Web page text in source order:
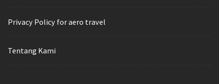
Privacy Policy for aero travel
Tentang Kami